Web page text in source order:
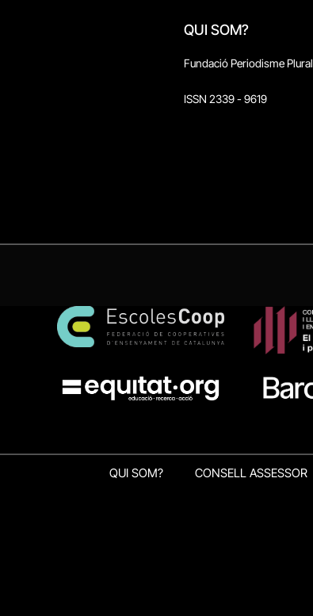
QUI SOM?
Fundació Periodisme Plural
ISSN 2339 - 9619
QUI SOM? CONSELL ASSESSOR